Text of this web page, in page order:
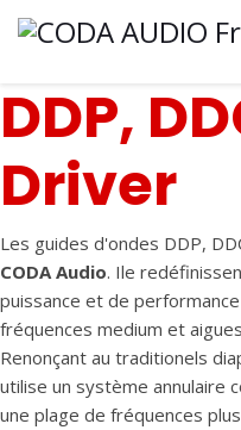
DDP,
Driver
Les guides d'ondes DDP,
CODA Audio. Ile
puissance et de
fréquences medium et
Renonçant au traditionels
utilise un système annulaire
une plage de fréquences